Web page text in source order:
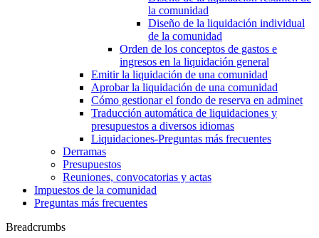
la comunidad
Diseño de la liquidación individual
de la comunidad
Orden de los conceptos de gastos e
ingresos en la liquidación general
Emitir la liquidación de una comunidad
Aprobar la liquidación de una comunidad
Cómo gestionar el fondo de reserva en adminet
Traducción automática de liquidaciones y
presupuestos a diversos idiomas
Liquidaciones-Preguntas más frecuentes
Derramas
Presupuestos
Reuniones, convocatorias y actas
Impuestos de la comunidad
Preguntas más frecuentes
Breadcrumbs